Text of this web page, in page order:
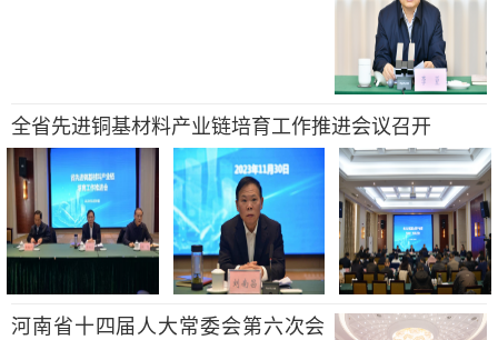
全省先进铜基材料产业链培育工作推进会议召开
河南省十四届人大常委会第六次会